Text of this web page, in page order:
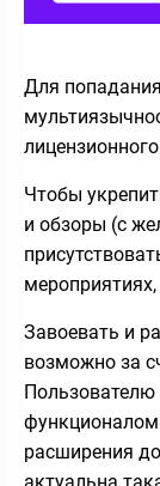
Для
Чтобы
и обзоры (с
Завоевать и
возможно за
Пользователю
расширения